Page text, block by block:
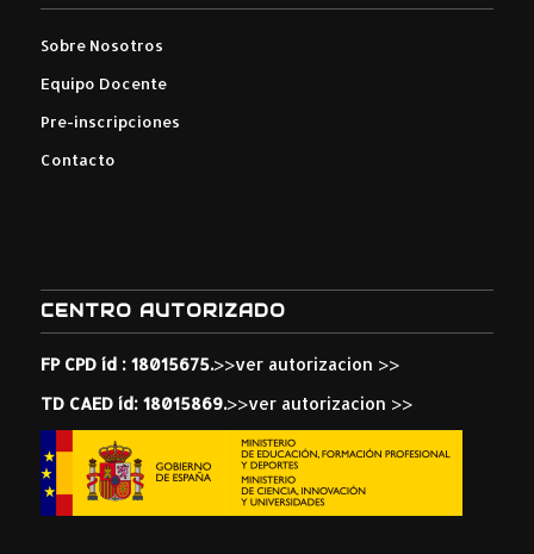
Sobre Nosotros
Equipo Docente
Pre-inscripciones
Contacto
CENTRO AUTORIZADO
FP CPD íd : 18015675.>>ver autorizacion >>
TD CAED íd: 18015869.>>ver autorizacion >>